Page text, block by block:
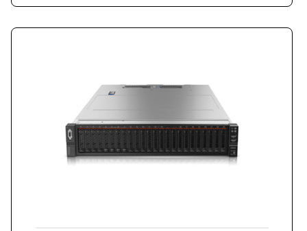
Mobiel internet & telefonie